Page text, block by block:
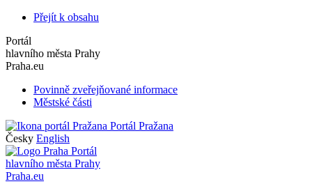
Přejít k obsahu
Portál
hlavního města Prahy
Praha.eu
Povinně zveřejňované informace
Městské části
Portál Pražana
Česky English
Portál
hlavního města Prahy
Praha.eu